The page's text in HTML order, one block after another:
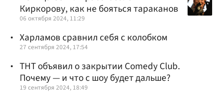
Киркорову, как не бояться тараканов
06 октября 2024, 11:29
Харламов сравнил себя с колобком
27 сентября 2024, 17:54
ТНТ объявил о закрытии Comedy Club.
Почему — и что с шоу будет дальше?
19 сентября 2024, 18:49